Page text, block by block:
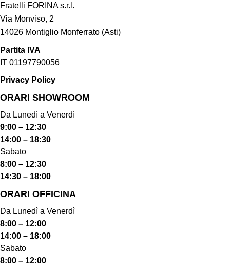
Fratelli FORINA s.r.l.
Via Monviso, 2
14026 Montiglio Monferrato (Asti)
Partita IVA
IT 01197790056
Privacy Policy
ORARI SHOWROOM​
Da Lunedì a Venerdì
9:00 – 12:30
14:00 – 18:30
Sabato
8:00 – 12:30
14:30 – 18:00
ORARI OFFICINA
Da Lunedì a Venerdì
8:00 – 12:00
14:00 – 18:00
Sabato
8:00 – 12:00